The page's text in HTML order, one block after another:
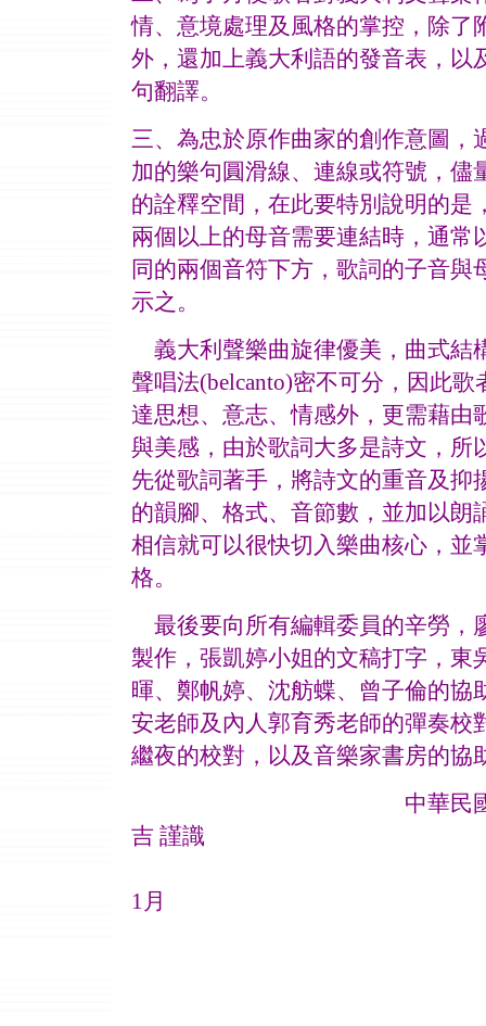
情、意境處理及風格的掌控，除了
外，還加上義大利語的發音表，以
句翻譯。
三、為忠於原作曲家的創作意圖，
加的樂句圓滑線、連線或符號，儘
的詮釋空間，在此要特別說明的是
兩個以上的母音需要連結時，通常
同的兩個音符下方，歌詞的子音
示之。
義大利聲樂曲旋律優美，曲式結
聲唱法(belcanto)密不可分，因此
達思想、意志、情感外，更需藉由
與美感，由於歌詞大多是詩文，所
先從歌詞著手，將詩文的重音及抑
的韻腳、格式、音節數，並加以朗
相信就可以很快切入樂曲核心，並
格。
最後要向所有編輯委員的辛勞，
製作，張凱婷小姐的文稿打字，東
暉、鄭帆婷、沈舫蝶、曾子倫的協
安老師及內人郭育秀老師的彈奏校
繼夜的校對，以及音樂家書房的協
中華民國聲樂家協
吉 謹識
1月